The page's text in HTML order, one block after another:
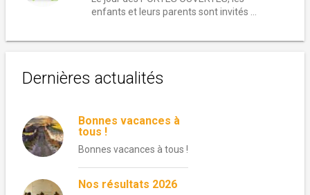
enfants et leurs parents sont invités ...
Dernières actualités
Bonnes vacances à
tous !
Bonnes vacances à tous !
Nos résultats 2026